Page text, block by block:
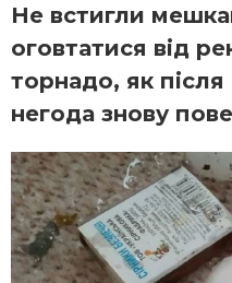
Не встигли
оговтатися від
торнадо, як
негода знову